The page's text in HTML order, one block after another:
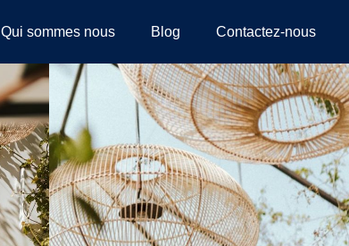
Qui sommes nous Blog Contactez-nous